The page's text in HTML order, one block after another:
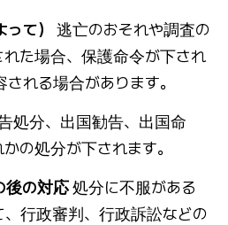
て）
逃亡のおそれや調査の
た場合、保護命令が下され
れる場合があります。
処分、出国勧告、出国命
の処分が下されます。
後の対応処分に不服がある
行政審判、行政訴訟などの